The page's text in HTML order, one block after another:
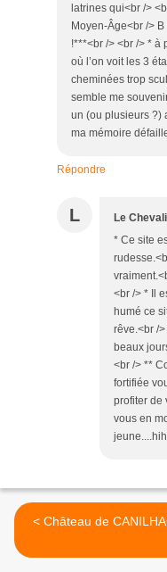
latrines qui<br />
Moyen-Âge<br />
!***<br /> <br /> * à
où l’on voit les 3
cheminées trop
semble me
un (ou plusieurs ?)
ma mémoire
Répondre
L Le
* Ce site
<br /> * Il
humé ce
rêve.<br /
beaux
<br /> **
fortifiée
profiter de
vous en
< Château de